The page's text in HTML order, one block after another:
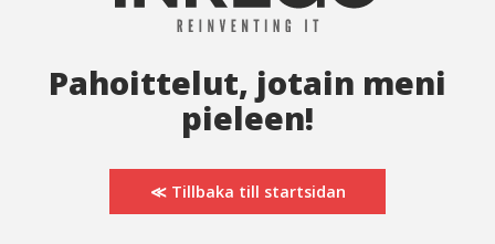
Pahoittelut, jotain meni
pieleen!
≪ Tillbaka till startsidan